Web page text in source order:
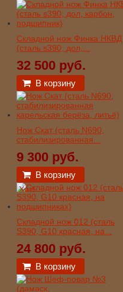
Складной нож Финка НКВД
(сталь s390, дол,...
32 500 руб.
В корзину
Нож Скат (сталь N690,
стабилизированная...
9 300 руб.
В корзину
Хит!
Складной нож 012 (сталь
S390, G10 красная, на...
24 800 руб.
В корзину